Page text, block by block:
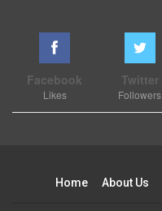
Facebook
Likes
Twitter
Followers
Home About Us